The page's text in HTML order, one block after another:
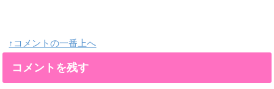
↑コメントの一番上へ
コメントを残す